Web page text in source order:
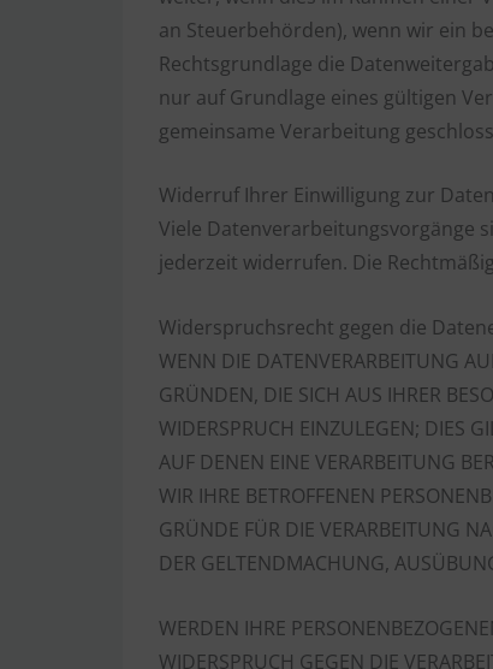
an Steuerbehörden), wenn wir ein
Rechtsgrundlage die
nur auf Grundlage eines gültigen
gemeinsame Verarbeitung
Widerruf Ihrer Einwilligung zur
Viele Datenverarbeitungsvorgänge
jederzeit widerrufen. Die
Widerspruchsrecht gegen die
WENN DIE DATENVERARBEITUNG
GRÜNDEN, DIE SICH AUS IHRER
WIDERSPRUCH EINZULEGEN; DIES
AUF DENEN EINE VERARBEITUNG
WIR IHRE BETROFFENEN
GRÜNDE FÜR DIE VERARBEITUNG
DER GELTENDMACHUNG,
WERDEN IHRE
WIDERSPRUCH GEGEN DIE